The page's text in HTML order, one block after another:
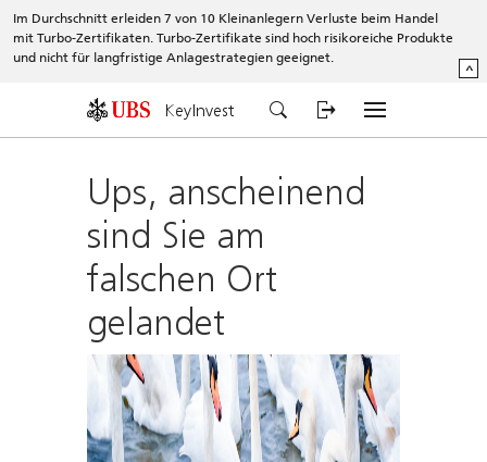
Im Durchschnitt erleiden 7 von 10 Kleinanlegern Verluste beim Handel
mit Turbo-Zertifikaten. Turbo-Zertifikate sind hoch risikoreiche Produkte
und nicht für langfristige Anlagestrategien geeignet.
^
KeyInvest
Ups, anscheinend
sind Sie am
falschen Ort
gelandet